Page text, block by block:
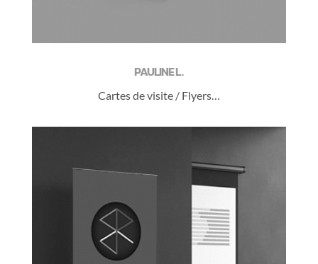
PAULINE L .
Cartes de visite / Flyers…